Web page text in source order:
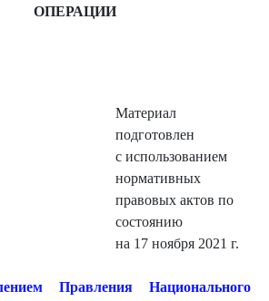
ОПЕРАЦИИ
Материал
подготовлен
с использованием
нормативных
правовых актов по
состоянию
на 17 ноября 2021 г.
Правления Национального